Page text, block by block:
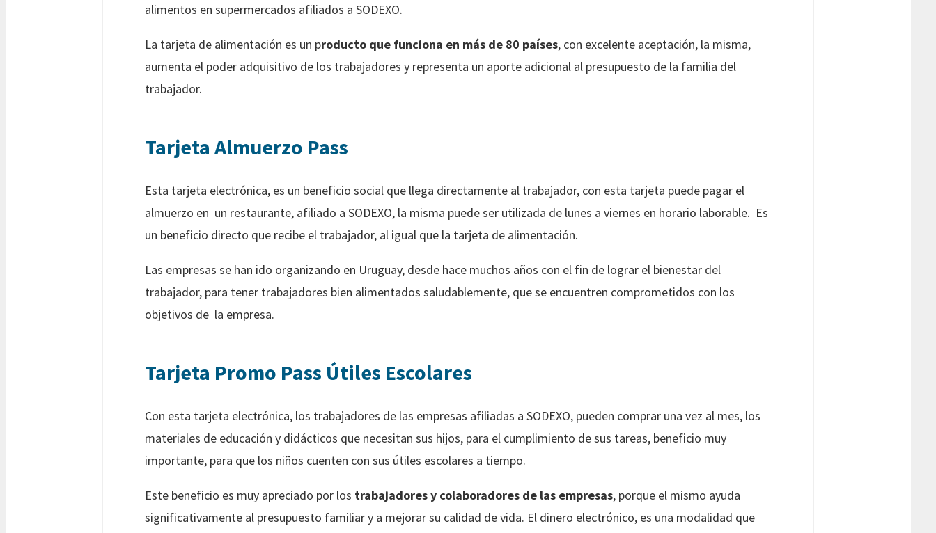
alimentos en supermercados afiliados a SODEXO.
La tarjeta de alimentación es un producto que funciona en más de 80 países, con excelente aceptación, la misma,
aumenta el poder adquisitivo de los trabajadores y representa un aporte adicional al presupuesto de la familia del
trabajador.
Tarjeta Almuerzo Pass
Esta tarjeta electrónica, es un beneficio social que llega directamente al trabajador, con esta tarjeta puede pagar el
almuerzo en un restaurante, afiliado a SODEXO, la misma puede ser utilizada de lunes a viernes en horario laborable. Es
un beneficio directo que recibe el trabajador, al igual que la tarjeta de alimentación.
Las empresas se han ido organizando en Uruguay, desde hace muchos años con el fin de lograr el bienestar del
trabajador, para tener trabajadores bien alimentados saludablemente, que se encuentren comprometidos con los
objetivos de la empresa.
Tarjeta Promo Pass Útiles Escolares
Con esta tarjeta electrónica, los trabajadores de las empresas afiliadas a SODEXO, pueden comprar una vez al mes, los
materiales de educación y didácticos que necesitan sus hijos, para el cumplimiento de sus tareas, beneficio muy
importante, para que los niños cuenten con sus útiles escolares a tiempo.
Este beneficio es muy apreciado por los trabajadores y colaboradores de las empresas, porque el mismo ayuda
significativamente al presupuesto familiar y a mejorar su calidad de vida. El dinero electrónico, es una modalidad que